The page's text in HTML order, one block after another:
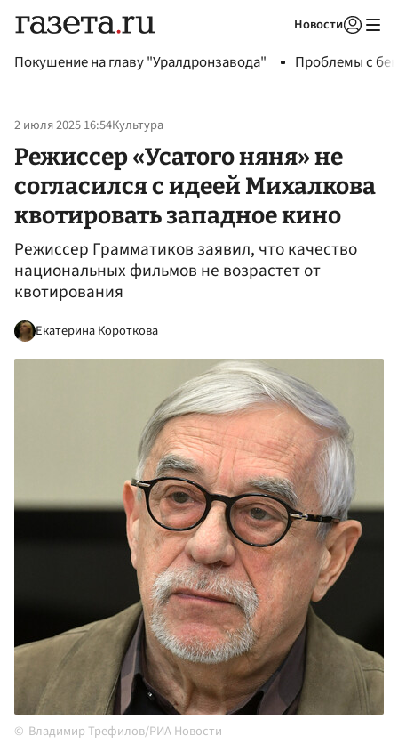
Новости
Покушение на главу "Уралдронзавода" Проблемы с
2 июля 2025 16:54Культура
Режиссер «Усатого няня» не
согласился с идеей Михалкова
квотировать западное кино
Режиссер Грамматиков заявил, что качество
национальных фильмов не возрастет от
квотирования
Екатерина Короткова
Владимир Трефилов/РИА Новости